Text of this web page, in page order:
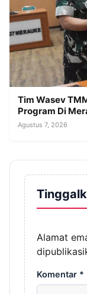
Tim Wasev
Program Di
Agustus 7, 2026
Alamat
Komentar *